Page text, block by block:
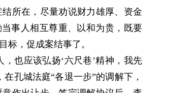
所在，尽量劝说财力雄厚、资金
事人相互尊重、以和为贵，既要
标，促成案结事了。
也应该弘扬‘六尺巷’精神，我先
孔城法庭“各退一步”的调解下，